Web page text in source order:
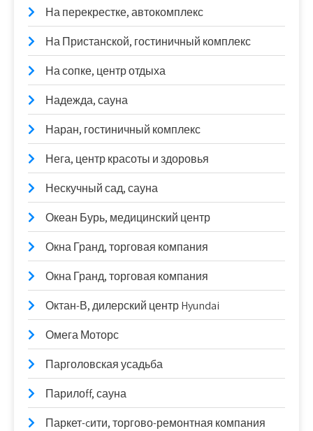
На перекрестке, автокомплекс
На Пристанской, гостиничный комплекс
На сопке, центр отдыха
Надежда, сауна
Наран, гостиничный комплекс
Нега, центр красоты и здоровья
Нескучный сад, сауна
Океан Бурь, медицинский центр
Окна Гранд, торговая компания
Окна Гранд, торговая компания
Октан-В, дилерский центр Hyundai
Омега Моторс
Парголовская усадьба
Парилоff, сауна
Паркет-cити, торгово-ремонтная компания